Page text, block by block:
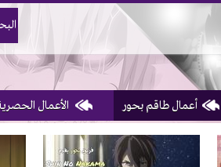
أعمال طاقم بحور الأعمال